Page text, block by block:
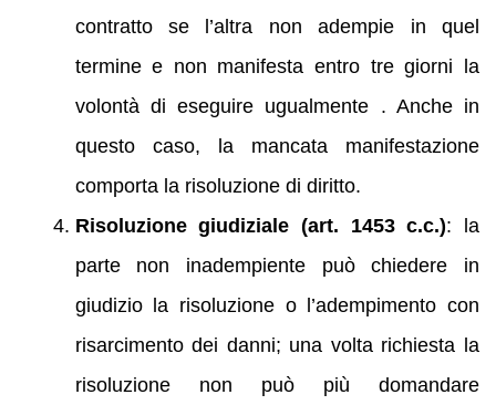
contratto se l’altra non adempie in quel
termine e non manifesta entro tre giorni la
volontà di eseguire ugualmente . Anche in
questo caso, la mancata manifestazione
comporta la risoluzione di diritto.
Risoluzione giudiziale (art. 1453 c.c.): la
parte non inadempiente può chiedere in
giudizio la risoluzione o l’adempimento con
risarcimento dei danni; una volta richiesta la
risoluzione non può più domandare